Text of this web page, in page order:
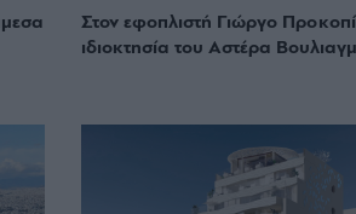
Στον εφοπλιστή Γιώργο
ιδιοκτησία του Αστέρα